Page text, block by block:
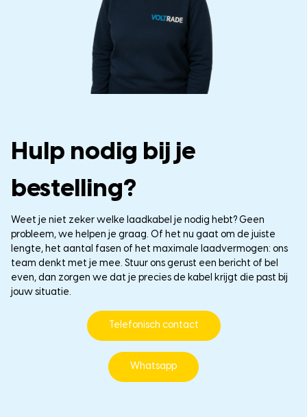
Hulp nodig bij je
bestelling?
Weet je niet zeker welke laadkabel je nodig hebt? Geen
probleem, we helpen je graag. Of het nu gaat om de juiste
lengte, het aantal fasen of het maximale laadvermogen: ons
team denkt met je mee. Stuur ons gerust een bericht of bel
even, dan zorgen we dat je precies de kabel krijgt die past bij
jouw situatie.
Telefonisch contact
Whatsapp